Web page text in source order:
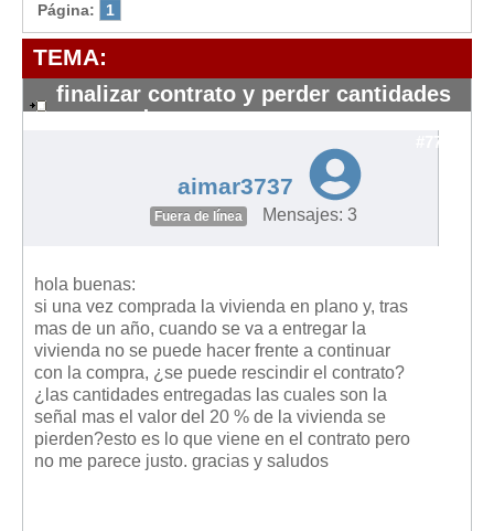
Requerimientos y comunicaciones
Formularios sobre Propiedad Horizontal
Modelos de Convocatoria de Junta de Propietarios
Legislación sobre la Comunidad de Propietarios
Legislación sobre Adquisición de Vivienda en Propiedad
Legislación de interés práctico
Diccionario
Usuario
Entrar / Salir
Página: 1
TEMA:
finalizar contrato y perder cantidades
entregadas
#7749
aimar3737
Fuera de línea Mensajes: 3
hola buenas:
si una vez comprada la vivienda en plano y, tras
mas de un año, cuando se va a entregar la
vivienda no se puede hacer frente a continuar
con la compra, ¿se puede rescindir el contrato?
¿las cantidades entregadas las cuales son la
señal mas el valor del 20 % de la vivienda se
pierden?esto es lo que viene en el contrato pero
no me parece justo. gracias y saludos